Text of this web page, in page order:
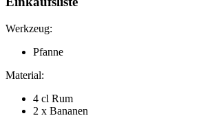
Werkzeug:
Pfanne
Material:
4 cl Rum
2 x Bananen